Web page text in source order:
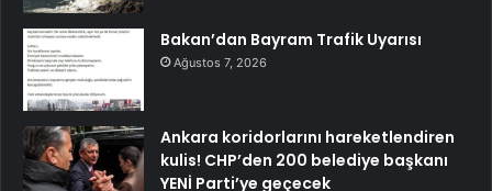
Bakan’dan Bayram Trafik Uyarısı
Ağustos 7, 2026
Ankara koridorlarını hareketlendiren
kulis! CHP’den 200 belediye başkanı
YENİ Parti’ye geçecek